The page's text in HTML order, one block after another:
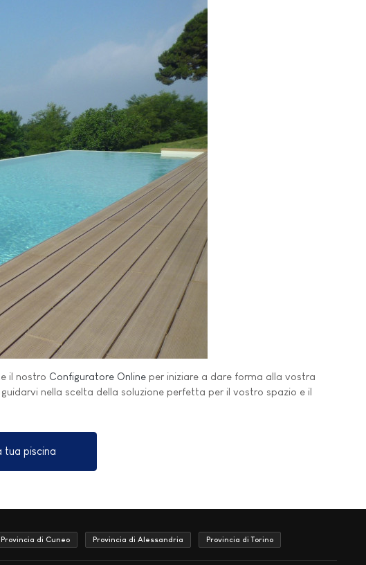
il nostro Configuratore Online per iniziare a dare forma alla vostra
nella scelta della soluzione perfetta per il vostro spazio e il
tua piscina
Provincia di Cuneo Provincia di Alessandria Provincia di Torino